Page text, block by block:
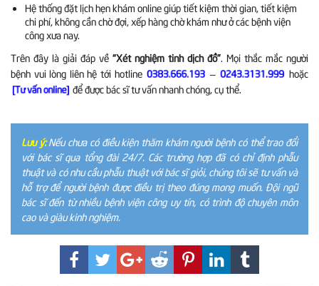
Hệ thống đặt lịch hẹn khám online giúp tiết kiệm thời gian, tiết kiệm
chi phí, không cần chờ đợi, xếp hàng chờ khám như ở các bệnh viện
công xưa nay.
Trên đây là giải đáp về “Xét nghiệm tinh dịch đồ”. Mọi thắc mắc người
bệnh vui lòng liên hệ tới hotline 0383.666.193 – 0243.3131.999 hoặc
[Tư vấn online] để được bác sĩ tư vấn nhanh chóng, cụ thể.
Lưu ý:Nếu chưa có điều kiện thăm khám người bệnh có thể trao đổi
với bác sĩ qua tổng đài 24/7. Các trường hợp đã có chỉ định phẫu
thuật và có nhu cầu phẫu thuật với bác sĩ giỏi, chúng tôi sẽ tư vấn và
hỗ trợ để người bệnh được điều trị theo đúng mong muốn. Đội ngũ
bác sĩ đến từ nhiều bệnh viện công uy tín, có trình độ chuyên môn
cao và giàu kinh nghiệm.